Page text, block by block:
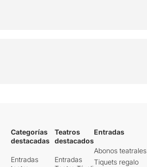
Categorías
destacadas
Entradas
Teatros
destacados
Entradas
Entradas
Abonos teatrales
Tiquets regalo